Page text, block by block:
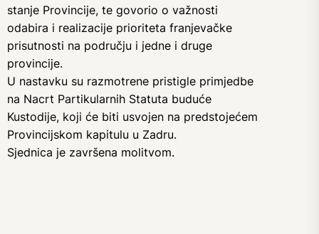
stanje Provincije, te govorio o važnosti
odabira i realizacije prioriteta franjevačke
prisutnosti na području i jedne i druge
provincije.
U nastavku su razmotrene pristigle primjedbe
na Nacrt Partikularnih Statuta buduće
Kustodije, koji će biti usvojen na predstojećem
Provincijskom kapitulu u Zadru.
Sjednica je završena molitvom.